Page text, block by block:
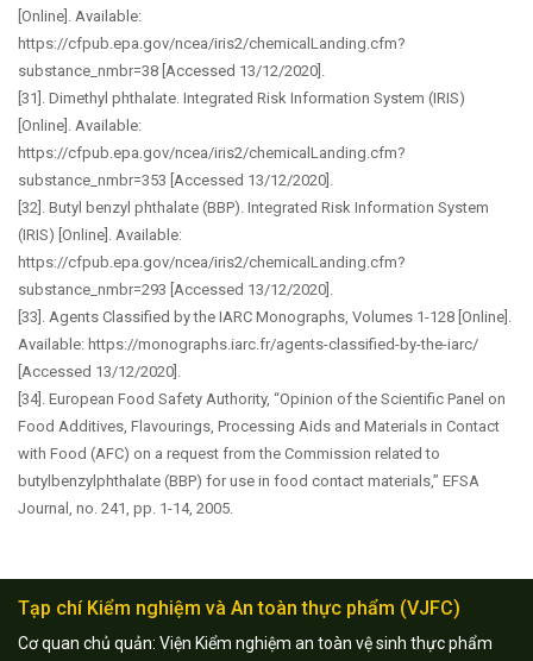
[Online]. Available:
https://cfpub.epa.gov/ncea/iris2/chemicalLanding.cfm?
substance_nmbr=38 [Accessed 13/12/2020].
[31]. Dimethyl phthalate. Integrated Risk Information System (IRIS)
[Online]. Available:
https://cfpub.epa.gov/ncea/iris2/chemicalLanding.cfm?
substance_nmbr=353 [Accessed 13/12/2020].
[32]. Butyl benzyl phthalate (BBP). Integrated Risk Information System
(IRIS) [Online]. Available:
https://cfpub.epa.gov/ncea/iris2/chemicalLanding.cfm?
substance_nmbr=293 [Accessed 13/12/2020].
[33]. Agents Classified by the IARC Monographs, Volumes 1-128 [Online].
Available: https://monographs.iarc.fr/agents-classified-by-the-iarc/
[Accessed 13/12/2020].
[34]. European Food Safety Authority, “Opinion of the Scientific Panel on
Food Additives, Flavourings, Processing Aids and Materials in Contact
with Food (AFC) on a request from the Commission related to
butylbenzylphthalate (BBP) for use in food contact materials,” EFSA
Journal, no. 241, pp. 1-14, 2005.
Tạp chí Kiểm nghiệm và An toàn thực phẩm (VJFC)
Cơ quan chủ quản: Viện Kiểm nghiệm an toàn vệ sinh thực phẩm